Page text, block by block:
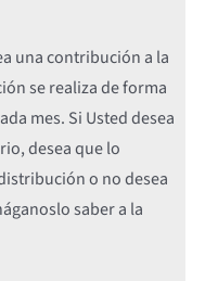
una contribución a la
se realiza de forma
mes. Si Usted desea
desea que lo
o no desea
saber a la